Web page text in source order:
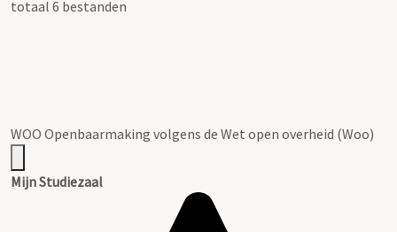
totaal 6 bestanden
WOO Openbaarmaking volgens de Wet open overheid (Woo)
Mijn Studiezaal